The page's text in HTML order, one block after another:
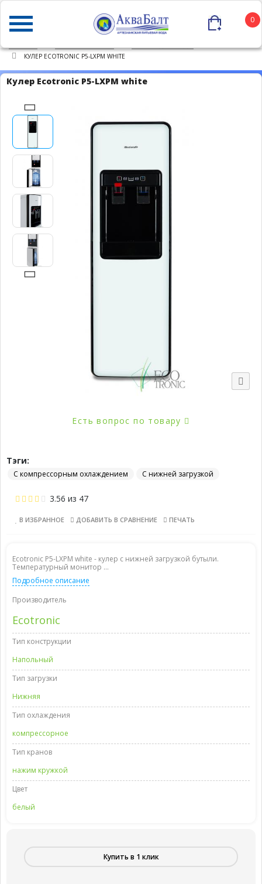
0
КУЛЕР ECOTRONIC P5-LXPM WHITE
Кулер Ecotronic P5-LXPM white
Есть вопрос по товару
Тэги:
С компрессорным охлаждением С нижней загрузкой
3.56 из 47
В ИЗБРАННОЕ ДОБАВИТЬ В СРАВНЕНИЕ ПЕЧАТЬ
Ecotronic P5-LXPM white - кулер с нижней загрузкой бутыли.
Температурный монитор ...
Подробное описание
Производитель
Ecotronic
Тип конструкции
Напольный
Тип загрузки
Нижняя
Тип охлаждения
компрессорное
Тип кранов
нажим кружкой
Цвет
белый
Купить в 1 клик